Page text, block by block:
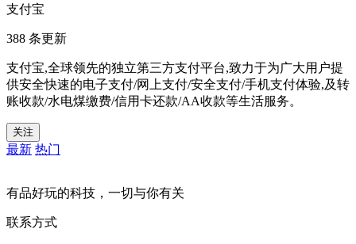
支付宝
388 条更新
支付宝,全球领先的独立第三方支付平台,致力于为广大用户提
供安全快速的电子支付/网上支付/安全支付/手机支付体验,及转
账收款/水电煤缴费/信用卡还款/AA收款等生活服务。
关注
最新 热门
有品好玩的科技，一切与你有关
联系方式